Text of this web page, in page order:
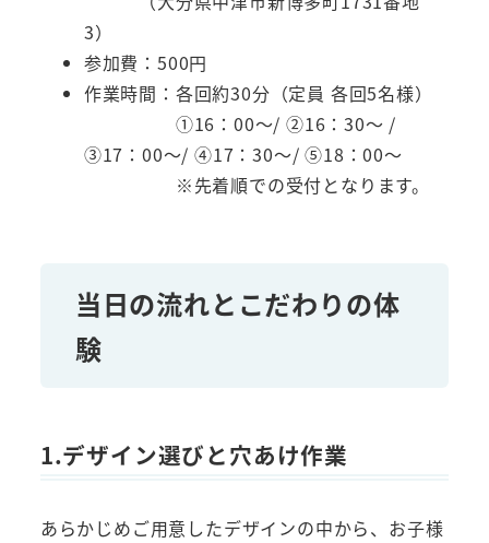
3）
参加費：500円
作業時間：各回約30分（定員 各回5名様）
①16：00～/ ②16：30～ /
③17：00～/ ④17：30～/ ⑤18：00～
※先着順での受付となります。
当日の流れとこだわりの体
験
1.デザイン選びと穴あけ作業
あらかじめご用意したデザインの中から、お子様